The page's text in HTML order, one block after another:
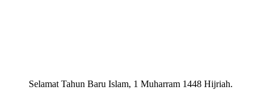
Selamat Tahun Baru Islam, 1 Muharram 1448 Hijriah.